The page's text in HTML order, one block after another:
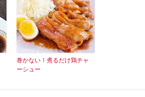
巻かない！煮るだけ鶏チャ
ーシュー